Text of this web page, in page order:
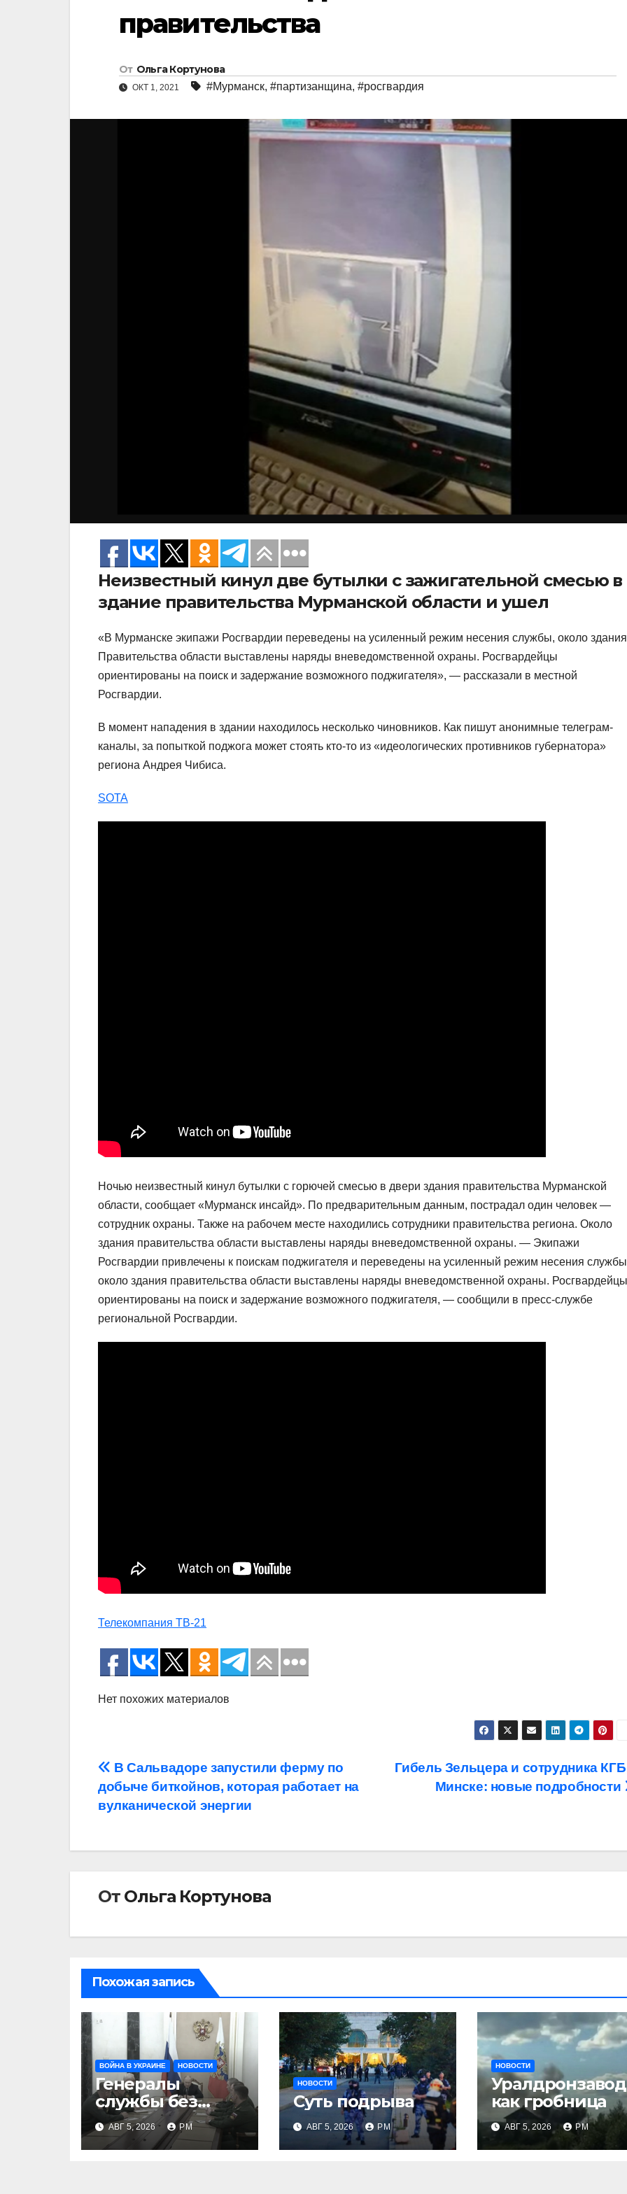
правительства
От Ольга Кортунова
ОКТ 1, 2021 #Мурманск, #партизанщина, #росгвардия
Неизвестный кинул две бутылки с зажигательной смесью в
здание правительства Мурманской области и ушел
«В Мурманске экипажи Росгвардии переведены на усиленный режим несения службы, около здания
Правительства области выставлены наряды вневедомственной охраны. Росгвардейцы
ориентированы на поиск и задержание возможного поджигателя», — рассказали в местной
Росгвардии.
В момент нападения в здании находилось несколько чиновников. Как пишут анонимные телеграм-
каналы, за попыткой поджога может стоять кто-то из «идеологических противников губернатора»
региона Андрея Чибиса.
SOTA
Ночью неизвестный кинул бутылки с горючей смесью в двери здания правительства Мурманской
области, сообщает «Мурманск инсайд». По предварительным данным, пострадал один человек —
сотрудник охраны. Также на рабочем месте находились сотрудники правительства региона. Около
здания правительства области выставлены наряды вневедомственной охраны. — Экипажи
Росгвардии привлечены к поискам поджигателя и переведены на усиленный режим несения
около здания правительства области выставлены наряды вневедомственной охраны. Росгвардейцы
ориентированы на поиск и задержание возможного поджигателя, — сообщили в пресс-службе
региональной Росгвардии.
Телекомпания ТВ-21
Нет похожих материалов
Навигация
по
Гибель Зельцера и сотрудника
Минске: новые подробности
В Сальвадоре запустили ферму по
добыче биткойнов, которая работает на
вулканической энергии
От Ольга Кортунова
Похожая запись
ВОЙНА В УКРАИНЕ НОВОСТИ
Генералы
службы без
тыла
АВГ 5, 2026 РМ
НОВОСТИ
Суть подрыва
АВГ 5, 2026 РМ
НОВОСТИ
Уралдронзавод
как гробница
АВГ 5, 2026 РМ